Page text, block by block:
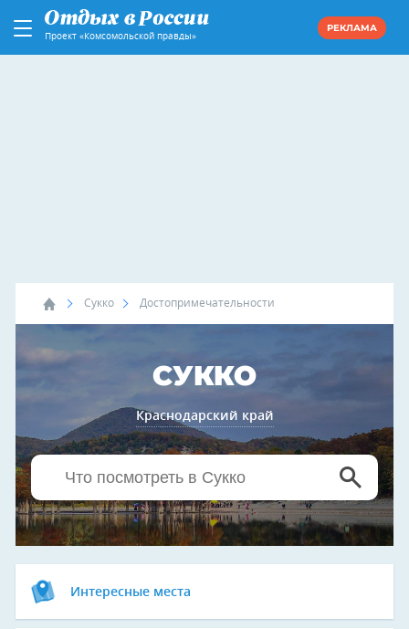
Проект «Комсомольской правды»
РЕКЛАМА
Сукко Достопримечательности
СУККО
Краснодарский край
Интересные места